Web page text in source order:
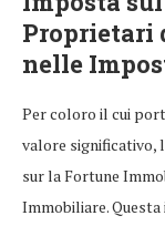
Proprietari
nelle
Per coloro il cui
valore significativo,
sur la Fortune
Immobiliare.